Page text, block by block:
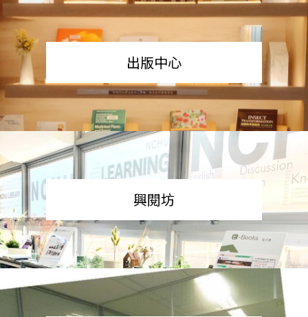
出版中心
興閱坊